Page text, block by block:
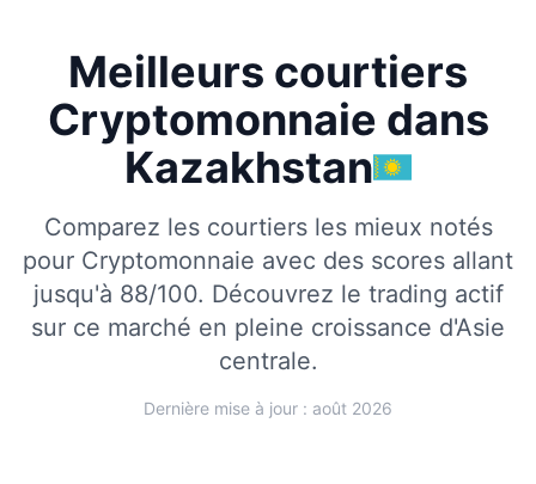
Meilleurs courtiers
Cryptomonnaie dans
Kazakhstan
Comparez les courtiers les mieux notés
pour Cryptomonnaie avec des scores allant
jusqu'à 88/100. Découvrez le trading actif
sur ce marché en pleine croissance d'Asie
centrale.
Dernière mise à jour : août 2026